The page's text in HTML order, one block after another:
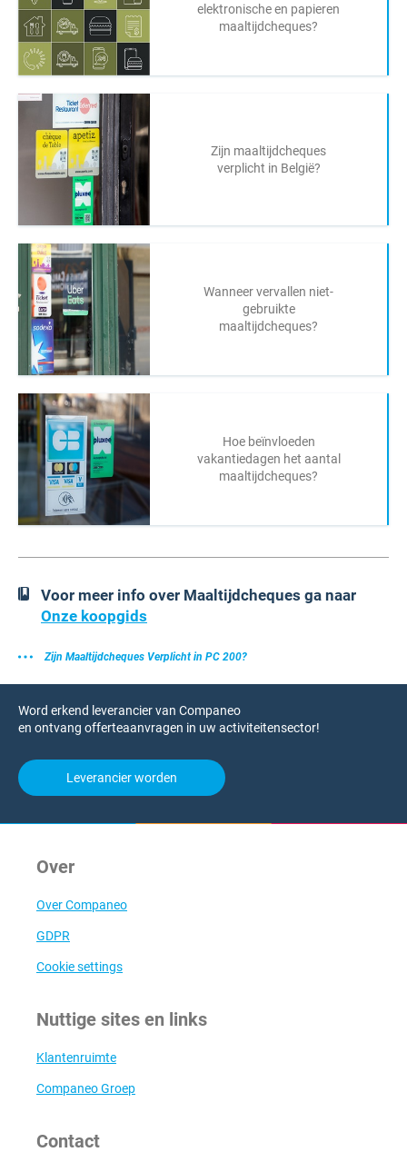
elektronische en papieren
maaltijdcheques?
Zijn maaltijdcheques
verplicht in België?
Wanneer vervallen niet-
gebruikte
maaltijdcheques?
Hoe beïnvloeden
vakantiedagen het aantal
maaltijdcheques?
Voor meer info over Maaltijdcheques ga naar
Onze koopgids
Zijn Maaltijdcheques Verplicht in PC 200?
Word erkend leverancier van Companeo
en ontvang offerteaanvragen in uw activiteitensector!
Leverancier worden
Over
Over Companeo
GDPR
Cookie settings
Nuttige sites en links
Klantenruimte
Companeo Groep
Contact